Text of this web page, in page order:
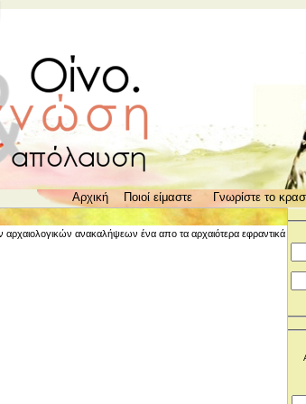
Αρχική Ποιοί είμαστε
Γνωρίστε το
Ποικιλίες
Παραγωγή
Αρχές
Κρασί & Ιστορία
ανακαλήψεων ένα απο τα αρχαιότερα εφραντικά